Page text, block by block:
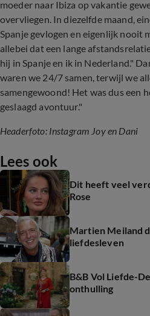
moeder naar Ibiza op vakantie
overvliegen. In diezelfde maand,
Spanje gevlogen en eigenlijk nooit
allebei dat een lange
hij in Spanje en ik in Nederland."
waren we 24/7 samen, terwijl we
samengewoond! Het was dus een
geslaagd avontuur."
Headerfoto: Instagram Joy en Dani
Lees ook
Dit heeft veel
Rose
Martien Meiland
liefdesleven
B&B Vol Liefde-
onthulling